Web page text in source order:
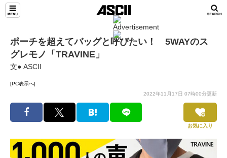
ポーチを超えてバッグと呼びたい！ 5WAYのス
グレモノ「TRAVINE」
文● ASCII
[PC表示へ]
2022年11月17日 07時00分更新
お気に入り